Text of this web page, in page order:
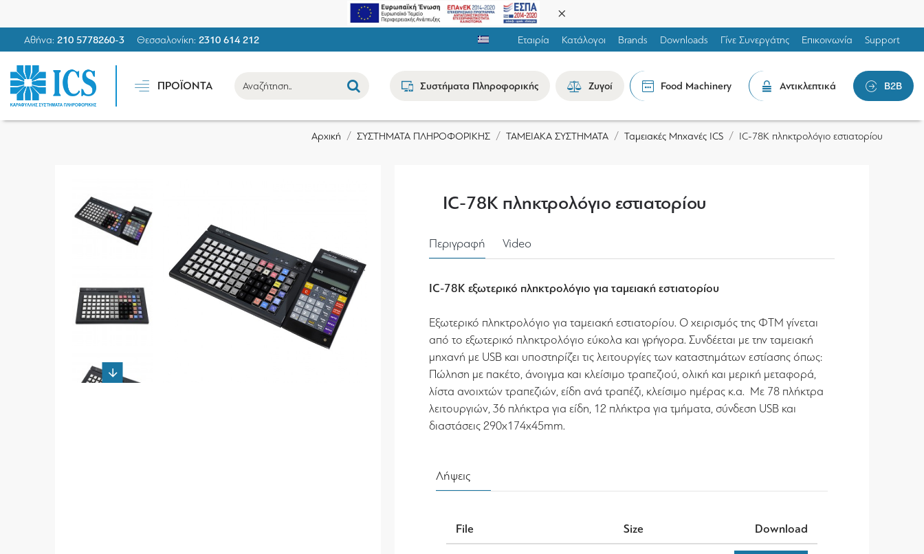
Αθήνα: 210 5778260-3 Θεσσαλονίκη: 2310 614 212 Εταιρία Κατάλογοι Brands Downloads Γίνε Συνεργάτης Επικοινωνία Support
ΠΡΟΪΟΝΤΑ Συστήματα Πληροφορικής Ζυγοί Food Machinery Αντικλεπτικά B2B
Αρχική ΣΥΣΤΗΜΑΤΑ ΠΛΗΡΟΦΟΡΙΚΗΣ ΤΑΜΕΙΑΚΑ ΣΥΣΤΗΜΑΤΑ Ταμειακές Μηχανές ICS IC-78K πληκτρολόγιο εστιατορίου
IC-78K πληκτρολόγιο εστιατορίου
Λήψεις
File Size Download
Περιγραφή Video
IC-78K εξωτερικό πληκτρολόγιο για ταμειακή εστιατορίου
Εξωτερικό πληκτρολόγιο για ταμειακή εστιατορίου. Ο χειρισμός της ΦΤΜ γίνεται
από το εξωτερικό πληκτρολόγιο εύκολα και γρήγορα. Συνδέεται με την ταμειακή
μηχανή με USB και υποστηρίζει τις λειτουργίες των καταστημάτων εστίασης όπως:
Πώληση με πακέτο, άνοιγμα και κλείσιμο τραπεζιού, ολική και μερική μεταφορά,
λίστα ανοιχτών τραπεζιών, είδη ανά τραπέζι, κλείσιμο ημέρας κ.α. Με 78 πλήκτρα
λειτουργιών, 36 πλήκτρα για είδη, 12 πλήκτρα για τμήματα, σύνδεση USB και
διαστάσεις 290x174x45mm.